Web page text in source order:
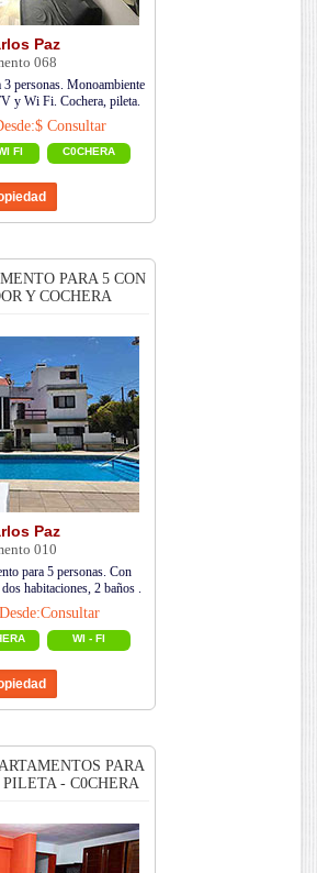
Paz
068
personas. Monoambiente
y Wi Fi. Cochera, pileta.
Consultar
FI C0CHERA
PARA 5 CON
Y COCHERA
Paz
010
para 5 personas. Con
habitaciones, 2 baños .
WI - FI
PARA
PILETA - C0CHERA